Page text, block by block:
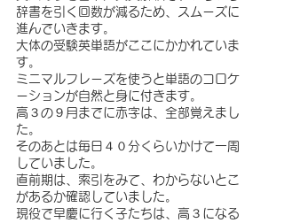
辞書を引く回数が減るため、スムーズに
進んでいきます。
大体の受験英単語がここにかかれていま
す。
ミニマルフレーズを使うと単語のコロケ
ーションが自然と身に付きます。
高３の９月までに赤字は、全部覚えまし
た。
そのあとは毎日４０分くらいかけて一周
していました。
直前期は、索引をみて、わからないとこ
があるか確認していました。
現役で早慶に行く子たちは、高３になる